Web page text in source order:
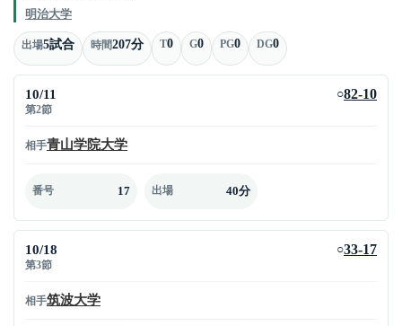
明治大学
出場5試合 時間207分 T0 G0 PG0 DG0
10/11
第2節
○82-10
相手青山学院大学
番号 17 出場 40分
10/18
第3節
○33-17
相手筑波大学